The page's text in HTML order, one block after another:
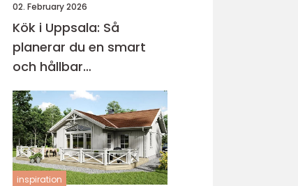
02. February 2026
Kök i Uppsala: Så
planerar du en smart
och hållbar
köksrenovering
inspiration